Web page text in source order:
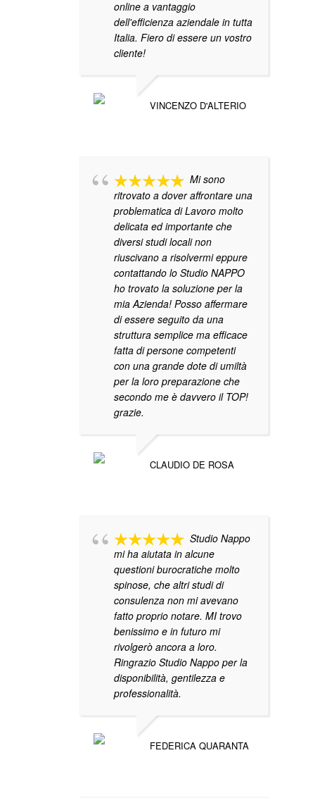
online a vantaggio
dell'efficienza aziendale in tutta
Italia. Fiero di essere un vostro
cliente!
VINCENZO D'ALTERIO
Mi sono
ritrovato a dover affrontare una
problematica di Lavoro molto
delicata ed importante che
diversi studi locali non
riuscivano a risolvermi eppure
contattando lo Studio NAPPO
ho trovato la soluzione per la
mia Azienda! Posso affermare
di essere seguito da una
struttura semplice ma efficace
fatta di persone competenti
con una grande dote di umiltà
per la loro preparazione che
secondo me è davvero il TOP!
grazie.
CLAUDIO DE ROSA
Studio Nappo
mi ha aiutata in alcune
questioni burocratiche molto
spinose, che altri studi di
consulenza non mi avevano
fatto proprio notare. MI trovo
benissimo e in futuro mi
rivolgerò ancora a loro.
Ringrazio Studio Nappo per la
disponibilità, gentilezza e
professionalità.
FEDERICA QUARANTA